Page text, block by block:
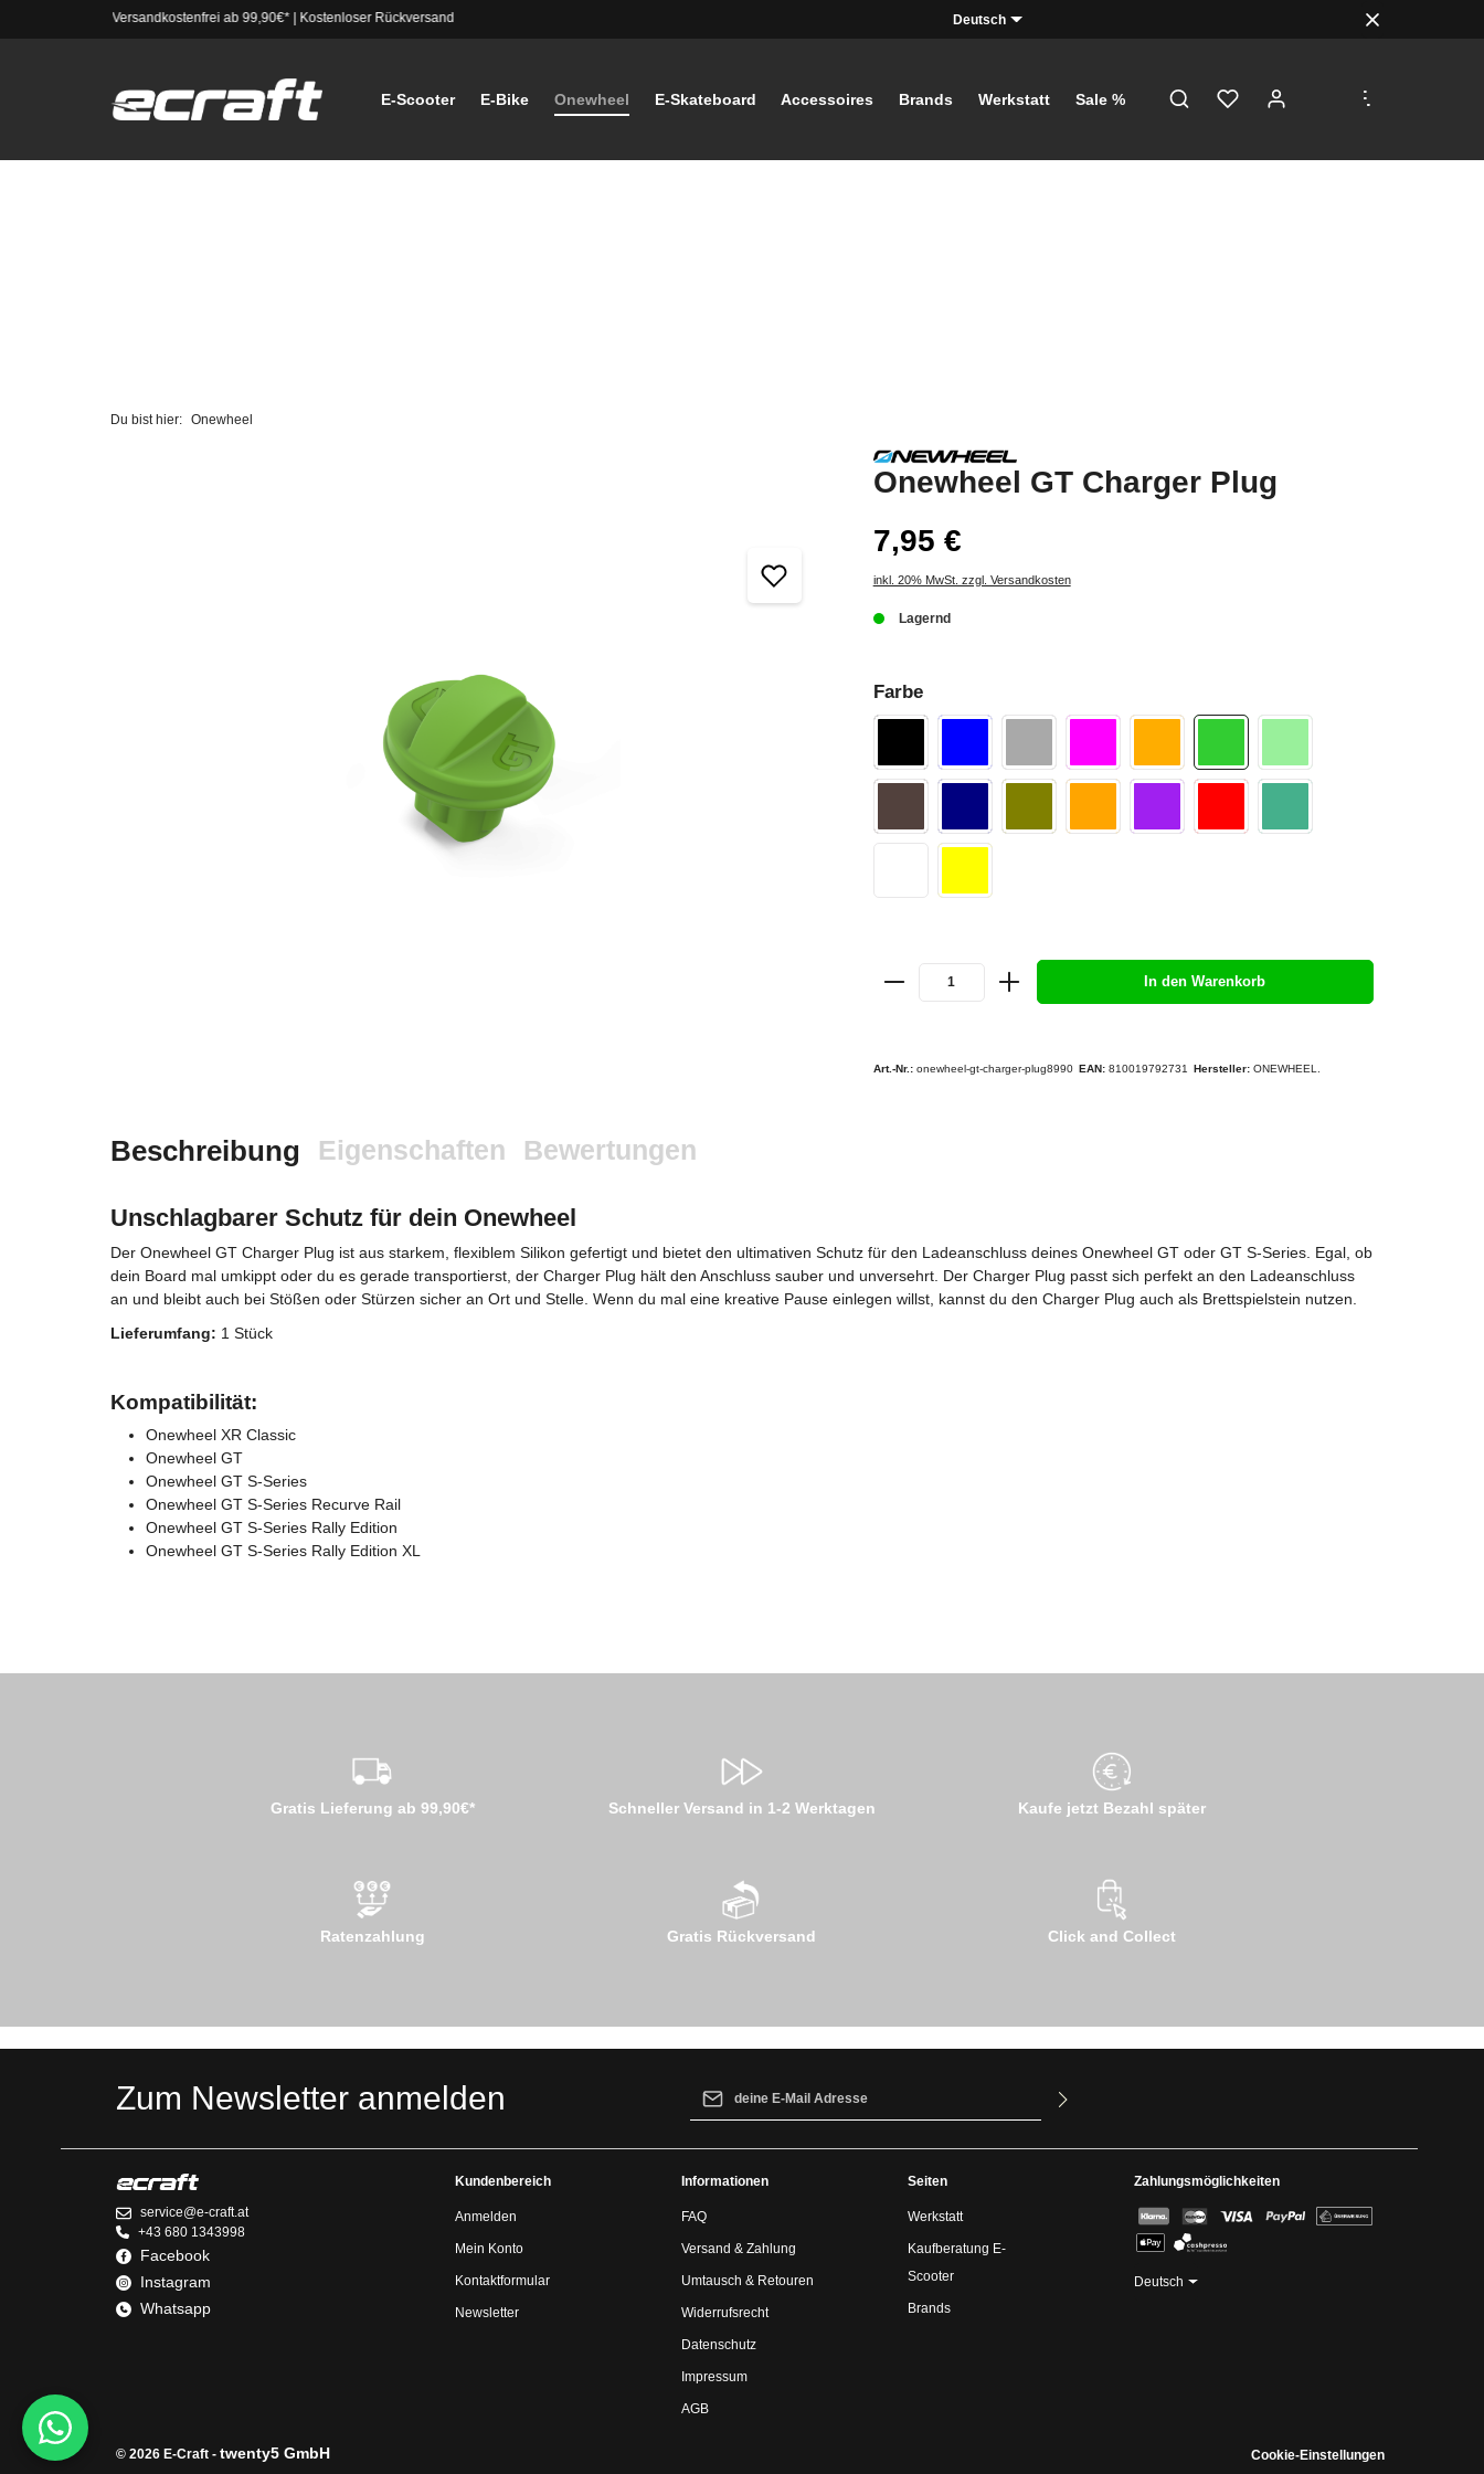
Versandkostenfrei ab 99,90€*| Kostenloser Rückversand Deutsch
E-Scooter E-Bike Onewheel E-Skateboard Accessoires Brands Werkstatt Sale %
...
Du bist hier: Onewheel
Onewheel GT Charger Plug
7,95 €
inkl. 20% MwSt. zzgl. Versandkosten
Lagernd
Farbe
In den Warenkorb
Art.-Nr.: onewheel-gt-charger-plug8990 EAN: 810019792731 Hersteller: ONEWHEEL.
Beschreibung Eigenschaften Bewertungen
Unschlagbarer Schutz für dein Onewheel
Der Onewheel GT Charger Plug ist aus starkem, flexiblem Silikon gefertigt und bietet den ultimativen Schutz für den Ladeanschluss deines Onewheel GT oder GT S-Series. Egal, ob
dein Board mal umkippt oder du es gerade transportierst, der Charger Plug hält den Anschluss sauber und unversehrt. Der Charger Plug passt sich perfekt an den Ladeanschluss
an und bleibt auch bei Stößen oder Stürzen sicher an Ort und Stelle. Wenn du mal eine kreative Pause einlegen willst, kannst du den Charger Plug auch als Brettspielstein nutzen.
Lieferumfang: 1 Stück
Kompatibilität:
Onewheel XR Classic
Onewheel GT
Onewheel GT S-Series
Onewheel GT S-Series Recurve Rail
Onewheel GT S-Series Rally Edition
Onewheel GT S-Series Rally Edition XL
Gratis Lieferung ab 99,90€* Schneller Versand in 1-2 Werktagen Kaufe jetzt Bezahl später
Ratenzahlung Gratis Rückversand Click and Collect
Zum Newsletter anmelden
einverstanden.
Zahlungsmöglichkeiten
Deutsch
service@e-craft.at
+43 680 1343998
Facebook
Instagram
Whatsapp
Kundenbereich
Anmelden
Mein Konto
Kontaktformular
Newsletter
Informationen
FAQ
Versand & Zahlung
Umtausch & Retouren
Widerrufsrecht
Datenschutz
Impressum
AGB
Seiten
Werkstatt
Kaufberatung E-
Scooter
Brands
© 2026 E-Craft - twenty5 GmbH Cookie-Einstellungen